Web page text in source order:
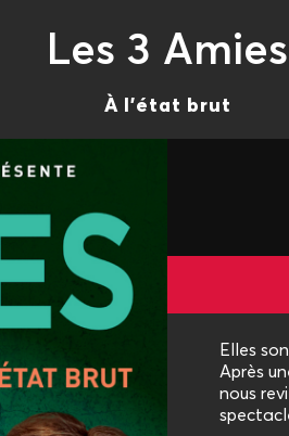
Les 3 Amies
À l'état brut
Elles
Après
nous